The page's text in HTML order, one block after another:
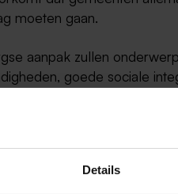
Details
moeten gaan.
aanpak zullen
goede sociale